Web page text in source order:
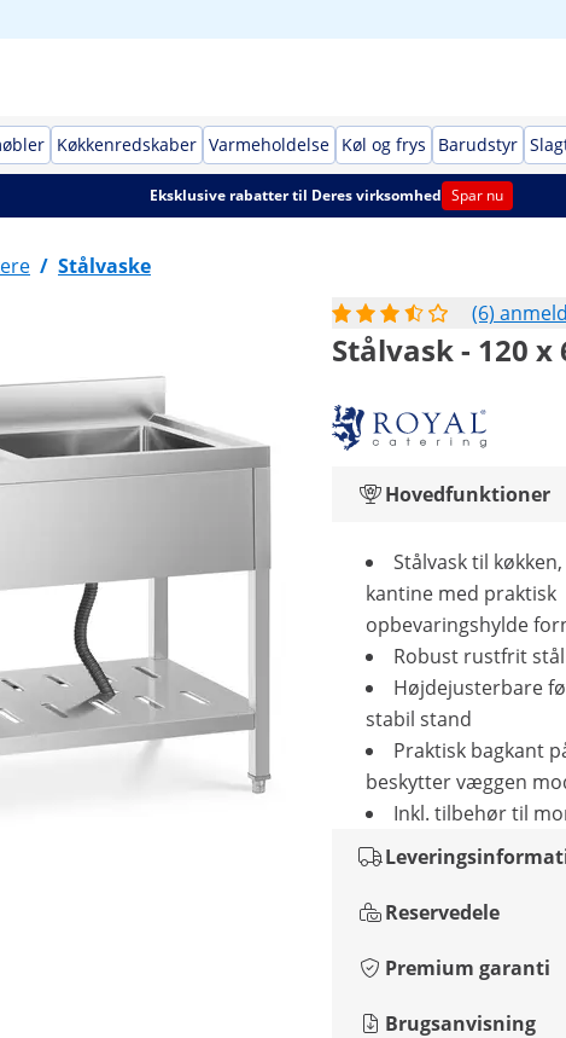
Køkkenredskaber Varmeholdelse Køl og frys Barudstyr
Eksklusive rabatter til Deres virksomhed Spar nu
/ Stålvaske
(6)
Stålvask - 120 x
Hovedfunktioner
Stålvask til
kantine med praktisk
opbevaringshylde
Robust rustfrit stål
Højdejusterbare
stabil stand
Praktisk bagkant
beskytter væggen
Inkl. tilbehør til
Reservedele
Premium garanti
Brugsanvisning